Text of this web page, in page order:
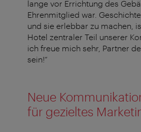
lange vor Errichtung des
Ehrenmitglied war.
und sie erlebbar zu machen,
Hotel zentraler Teil unserer
ich freue mich sehr, Partner
sein!“
Neue
für gezieltes